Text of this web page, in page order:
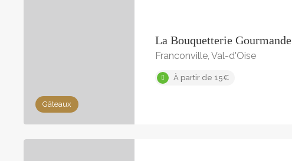
Gâteaux
La Bouquetterie Gourmande
Franconville, Val-d'Oise
À partir de 15€